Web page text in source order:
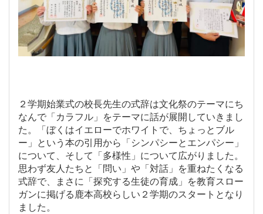
２学期始業式の校長先生の式辞は文化祭のテーマにち
なんで「カラフル」をテーマに話が展開していきまし
た。「ぼくはイエローでホワイトで、ちょっとブル
ー」という本の引用から「シンパシーとエンパシー」
について、そして「多様性」について広がりました。
思わず友人たちと「問い」や「対話」を重ねたくなる
式辞で、まさに「探究する生徒の育成」を教育スロー
ガンに掲げる鹿本高校らしい２学期のスタートとなり
ました。